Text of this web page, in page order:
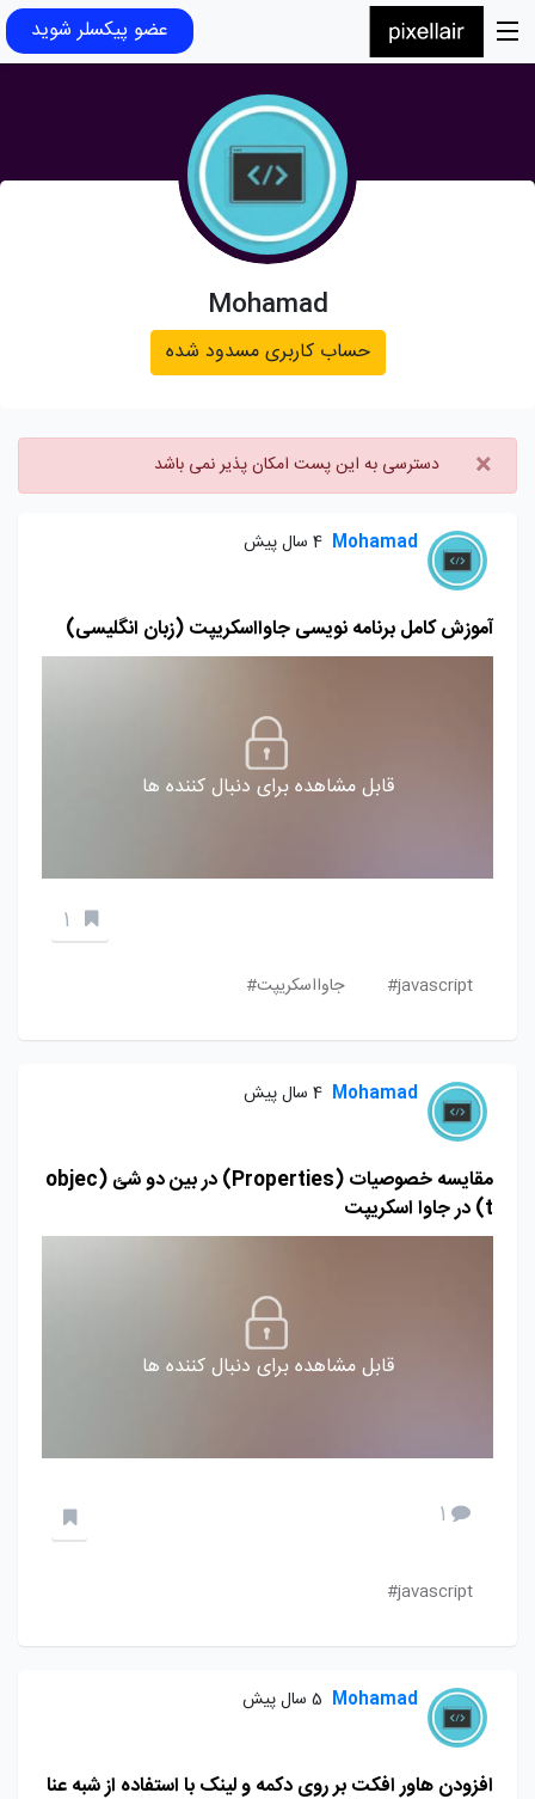
عضو پیکسلر شوید
Mohamad
حساب کاربری مسدود شده
× دسترسی به این پست امکان پذیر نمی باشد
Mohamad 4 سال پیش
آموزش کامل برنامه نویسی جاوااسکریپت (زبان انگلیسی)
قابل مشاهده برای دنبال کننده ها
1
javascript# جاوااسکریپت#
Mohamad 4 سال پیش
مقایسه خصوصیات (Properties) در بین دو شئ (objec
t) در جاوا اسکریپت
قابل مشاهده برای دنبال کننده ها
1
javascript#
Mohamad 5 سال پیش
افزودن هاور افکت بر روی دکمه و لینک با استفاده از شبه عنا